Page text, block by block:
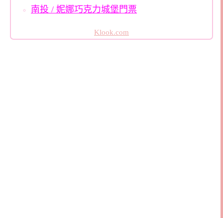
南投 / 妮娜巧克力城堡門票
Klook.com